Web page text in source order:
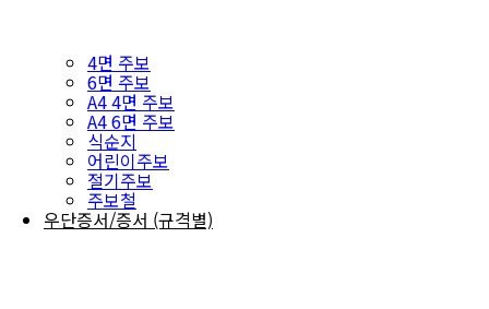
4면 주보
6면 주보
A4 4면 주보
A4 6면 주보
식순지
어린이주보
절기주보
주보철
우단증서/증서 (규격별)